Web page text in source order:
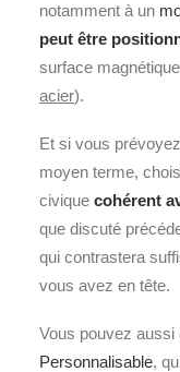
notamment à un
peut être
surface
acier).
Et si vous
moyen terme,
civique cohérent
que discuté
qui contrastera
vous avez en tête.
Vous pouvez
Personnalisable,